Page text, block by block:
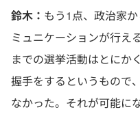
鈴木： もう1点、政治家
ミュニケーションが行え
までの選挙活動はとにか
握手をするというもので
なかった。それが可能に